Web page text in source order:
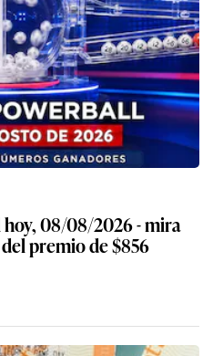
08/08/2026 - mira
premio de $856